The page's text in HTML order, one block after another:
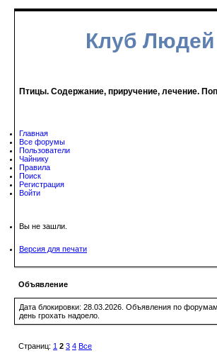
Клуб
Птицы. Содержание, приручение, лечение.
Главная
Все форумы
Пользователи
Чайнику
Правила
Поиск
Регистрация
Войти
Вы не зашли.
Версия для печати
Объявление
Дата блокировки: 28.03.2026. Объявления по
день грохать надоело.
Страниц: 1 2 3 4 Все